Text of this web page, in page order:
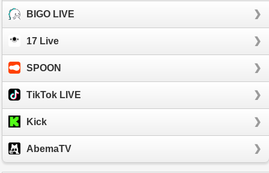
BIGO LIVE
17 Live
SPOON
TikTok LIVE
Kick
AbemaTV